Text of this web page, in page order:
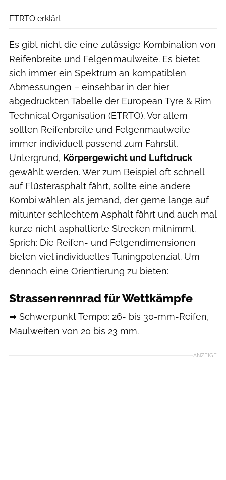
ETRTO erklärt.
Es gibt nicht die eine zulässige Kombination von
Reifenbreite und Felgenmaulweite. Es bietet
sich immer ein Spektrum an kompatiblen
Abmessungen – einsehbar in der hier
abgedruckten Tabelle der European Tyre & Rim
Technical Organisation (ETRTO). Vor allem
sollten Reifenbreite und Felgenmaulweite
immer individuell passend zum Fahrstil,
Untergrund, Körpergewicht und Luftdruck
gewählt werden. Wer zum Beispiel oft schnell
auf Flüsterasphalt fährt, sollte eine andere
Kombi wählen als jemand, der gerne lange auf
mitunter schlechtem Asphalt fährt und auch mal
kurze nicht asphaltierte Strecken mitnimmt.
Sprich: Die Reifen- und Felgendimensionen
bieten viel individuelles Tuningpotenzial. Um
dennoch eine Orientierung zu bieten:
Strassenrennrad für Wettkämpfe
➡ Schwerpunkt Tempo: 26- bis 30-mm-Reifen,
Maulweiten von 20 bis 23 mm.
ANZEIGE